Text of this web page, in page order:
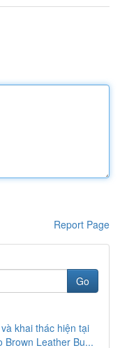
Report Page
Go
khai thác hiện tại
Brown Leather Bu...